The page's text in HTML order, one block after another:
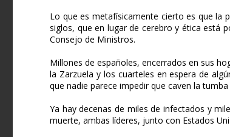
Lo que es metafísicamente cierto es que la
siglos, que en lugar de cerebro y ética está
Consejo de Ministros.
Millones de españoles, encerrados en sus
la Zarzuela y los cuarteles en espera de
que nadie parece impedir que caven la tumba
Ya hay decenas de miles de infectados y
muerte, ambas líderes, junto con Estados